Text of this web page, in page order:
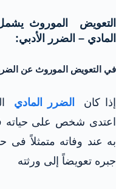
التعويض الموروث
المادي – الضرر الأدبي:
في التعويض الموروث عن
إذا كان الضرر المادي
اعتدى شخص على حياته
به عند وفاته متمثلاً فى
جبره تعويضاً إلى ورثته